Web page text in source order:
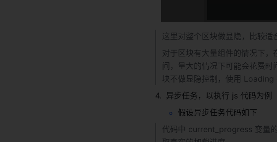
这里对整个区块做显隐，比较适
对于区块有大量组件的情况下
间，量大的情况下可能会花费
块不做显隐控制，使用 Loading
异步任务，以执行 js 代码为例
假设异步任务代码如下
代码中 current_progress 变量